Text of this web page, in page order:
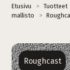
Etusivu > Tuotteet
mallisto
>
Roughcast